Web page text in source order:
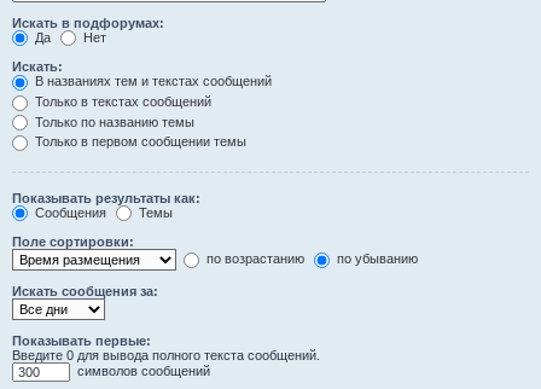
Искать в подфорумах:
Да
Нет
Искать:
В названиях тем и текстах сообщений
Только в текстах сообщений
Только по названию темы
Только в первом сообщении темы
Показывать результаты как:
Сообщения
Темы
Поле сортировки:
по возрастанию
по убыванию
Искать сообщения за:
Показывать первые:
Введите 0 для вывода полного текста сообщений.
символов сообщений